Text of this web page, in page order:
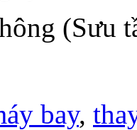
(Sưu
bay,